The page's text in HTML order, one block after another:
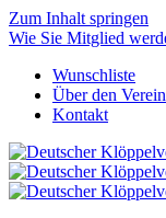
Zum Inhalt springen
Wie Sie Mitglied
Wunschliste
Über den Verein
Kontakt